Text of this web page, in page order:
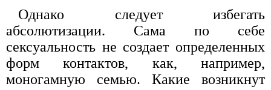
Однако следует избегать
абсолютизации. Сама по себе
сексуальность не создает определенных
форм контактов, как, например,
моногамную семью. Какие возникнут